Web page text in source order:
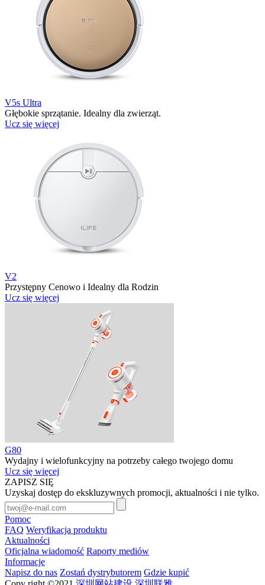
V5s Ultra
Głębokie sprzątanie. Idealny dla zwierząt.
Ucz się więcej
V2
Przystępny Cenowo i Idealny dla Rodzin
Ucz się więcej
G80
Wydajny i wielofunkcyjny na potrzeby całego twojego domu
Ucz się więcej
ZAPISZ SIĘ
Uzyskaj dostęp do ekskluzywnych promocji, aktualności i nie tylko.
Pomoc
FAQ Weryfikacja produktu
Aktualności
Oficjalna wiadomość Raporty mediów
Informacje
Napisz do nas Zostań dystrybutorem Gdzie kupić